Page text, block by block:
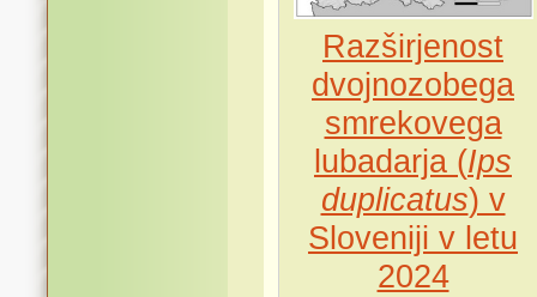
Razširjenost
dvojnozobega
smrekovega
lubadarja (Ips
duplicatus) v
Sloveniji v letu
2024